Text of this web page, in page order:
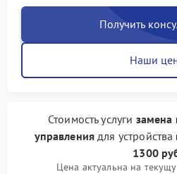
Получить
Наши
Стоимость услуги замена
управления для устройства
1300
Цена актуальна на